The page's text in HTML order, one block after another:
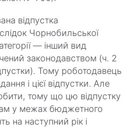
відпустка
Чорнобильської
— інший вид
законодавством (ч. 2
Тому роботодавець
і цієї відпустки. Але
тому що цю відпустку
у межах бюджетного
на наступний рік і